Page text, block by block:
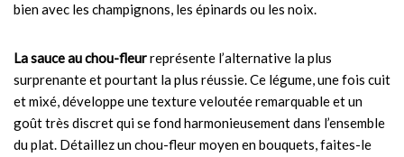
bien avec les champignons, les épinards ou les noix.
La sauce au chou-fleurreprésente l’alternative la plus
surprenante et pourtant la plus réussie. Ce légume, une fois cuit
et mixé, développe une texture veloutée remarquable et un
goût très discret qui se fond harmonieusement dans l’ensemble
du plat. Détaillez un chou-fleur moyen en bouquets, faites-le